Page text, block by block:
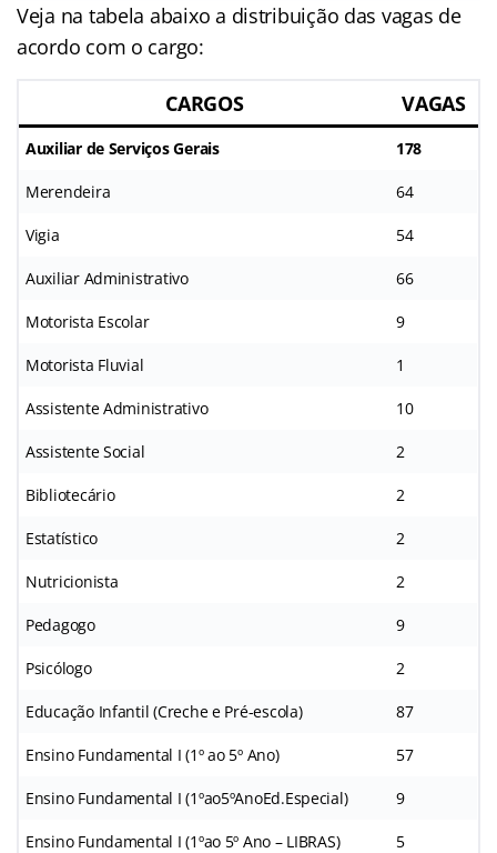
Veja na tabela abaixo a distribuição das vagas de
acordo com o cargo:
CARGOS VAGAS
Auxiliar de Serviços Gerais 178
Merendeira 64
Vigia 54
Auxiliar Administrativo 66
Motorista Escolar 9
Motorista Fluvial 1
Assistente Administrativo 10
Assistente Social 2
Bibliotecário 2
Estatístico 2
Nutricionista 2
Pedagogo 9
Psicólogo 2
Educação Infantil (Creche e Pré-escola) 87
Ensino Fundamental I (1º ao 5º Ano) 57
Ensino Fundamental I (1ºao5ºAnoEd.Especial) 9
Ensino Fundamental I (1ºao 5º Ano – LIBRAS) 5